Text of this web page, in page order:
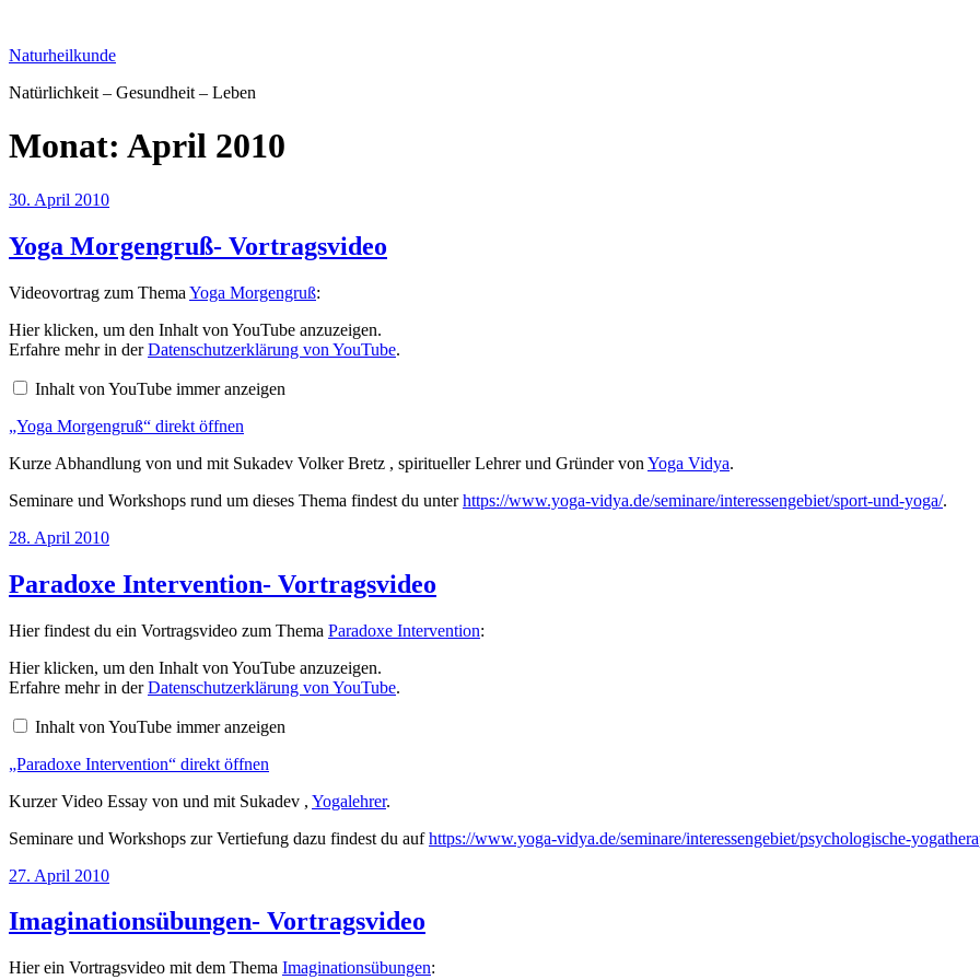
springen
Naturheilkunde
Natürlichkeit – Gesundheit – Leben
Monat: April 2010
Veröffentlicht
30. April 2010
Yoga Morgengruß- Vortragsvideo
Videovortrag zum Thema Yoga Morgengruß:
„Yoga
Morgengruß“
von
anzeigen
Hier klicken, um den Inhalt von YouTube anzuzeigen.
Erfahre mehr in derDatenschutzerklärung von YouTube.
Inhalt von YouTube immer anzeigen
„Yoga Morgengruß“ direkt öffnen
Kurze Abhandlung von und mit Sukadev Volker Bretz , spiritueller Lehrer und Gründer von Yoga Vidya.
Seminare und Workshops rund um dieses Thema findest du unterhttps://www.yoga-vidya.de/seminare/interessengebiet/sport-und-yoga/.
Veröffentlicht
28. April 2010
Paradoxe Intervention- Vortragsvideo
Hier findest du ein Vortragsvideo zum Thema Paradoxe Intervention:
„Paradoxe
Intervention“
von
anzeigen
Hier klicken, um den Inhalt von YouTube anzuzeigen.
Erfahre mehr in derDatenschutzerklärung von YouTube.
Inhalt von YouTube immer anzeigen
„Paradoxe Intervention“ direkt öffnen
Kurzer Video Essay von und mit Sukadev , Yogalehrer.
Seminare und Workshops zur Vertiefung dazu findest du aufhttps://www.yoga-vidya.de/seminare/interessengebiet/psychologische-
Veröffentlicht
27. April 2010
Imaginationsübungen- Vortragsvideo
Hier ein Vortragsvideo mit dem Thema Imaginationsübungen: